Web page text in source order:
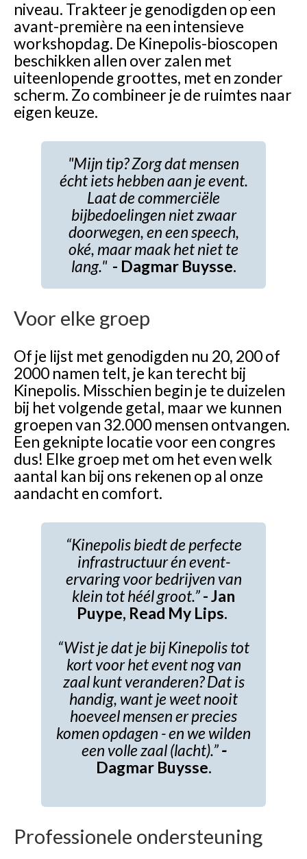
niveau. Trakteer je genodigden op een
avant-première na een intensieve
workshopdag. De Kinepolis-bioscopen
beschikken allen over zalen met
uiteenlopende groottes, met en zonder
scherm. Zo combineer je de ruimtes naar
eigen keuze.
"Mijn tip? Zorg dat mensen
écht iets hebben aan je event.
Laat de commerciële
bijbedoelingen niet zwaar
doorwegen, en een speech,
oké, maar maak het niet te
lang." - Dagmar Buysse.
Voor elke groep
Of je lijst met genodigden nu 20, 200 of
2000 namen telt, je kan terecht bij
Kinepolis. Misschien begin je te duizelen
bij het volgende getal, maar we kunnen
groepen van 32.000 mensen ontvangen.
Een geknipte locatie voor een congres
dus! Elke groep met om het even welk
aantal kan bij ons rekenen op al onze
aandacht en comfort.
“Kinepolis biedt de perfecte
infrastructuur én event-
ervaring voor bedrijven van
klein tot héél groot.”- Jan
Puype, Read My Lips.
“Wist je dat je bij Kinepolis tot
kort voor het event nog van
zaal kunt veranderen? Dat is
handig, want je weet nooit
hoeveel mensen er precies
komen opdagen - en we wilden
een volle zaal (lacht).”-
Dagmar Buysse.
Professionele ondersteuning